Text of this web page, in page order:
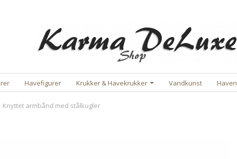
Havefigurer Krukker & Havekrukker Vandkunst Haven
Knyttet armbånd med stålkugler